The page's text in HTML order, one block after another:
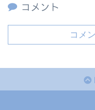
コメント
コメ